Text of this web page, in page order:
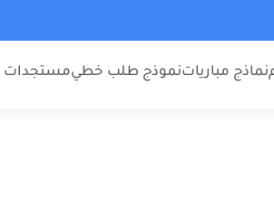
نماذج مبارياتنموذج طلب خطيمستجدات